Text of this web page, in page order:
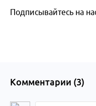
Подписывайтесь на
Комментарии (3)